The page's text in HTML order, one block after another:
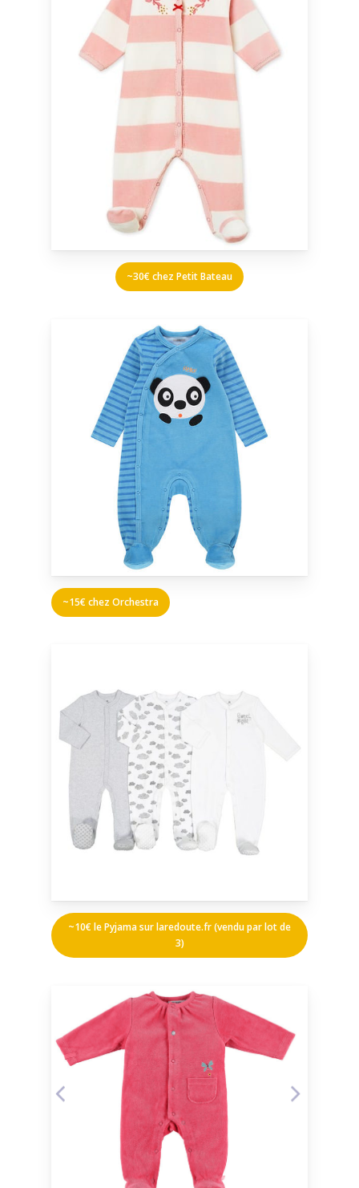
~30€ chez Petit Bateau
~15€ chez Orchestra
~10€ le Pyjama sur laredoute.fr (vendu par lot de
3)